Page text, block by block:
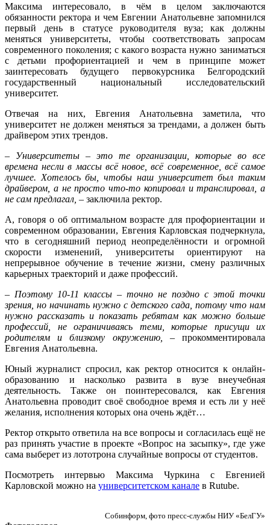
Максима интересовало, в чём в целом заключаются
обязанности ректора и чем Евгении Анатольевне запомнился
первый день в статусе руководителя вуза; как должны
меняться университеты, чтобы соответствовать запросам
современного поколения; с какого возраста нужно заниматься
с детьми профориентацией и чем в принципе может
заинтересовать будущего первокурсника Белгородский
государственный национальный исследовательский
университет.
Отвечая на них, Евгения Анатольевна заметила, что
университет не должен меняться за трендами, а должен быть
драйвером этих трендов.
– Университеты – это те организации, которые во все
времена несли в массы всё новое, всё современное, всё самое
лучшее. Хотелось бы, чтобы наш университет был таким
драйвером, а не просто что-то копировал и транслировал, а
не сам предлагал, – заключила ректор.
А, говоря о об оптимальном возрасте для профориентации и
современном образовании, Евгения Карловская подчеркнула,
что в сегодняшний период неопределённости и огромной
скорости изменений, университеты ориентируют на
непрерывное обучение в течение жизни, смену различных
карьерных траекторий и даже профессий.
– Поэтому 10-11 классы – точно не поздно с этой точки
зрения, но начинать нужно с детского сада, потому что нам
нужно рассказать и показать ребятам как можно больше
профессий, не ограничиваясь теми, которые присущи их
родителям и близкому окружению,
– прокомментировала
Евгения Анатольевна.
Юный журналист спросил, как ректор относится к онлайн-
образованию и насколько развита в вузе внеучебная
деятельность. Также он поинтересовался, как Евгения
Анатольевна проводит своё свободное время и есть ли у неё
желания, исполнения которых она очень ждёт…
Ректор открыто ответила на все вопросы и согласилась ещё не
раз принять участие в проекте «Вопрос на засыпку», где уже
сама выберет из лототрона случайные вопросы от студентов.
Посмотреть интервью Максима Чуркина с Евгенией
Карловской можно на университетском канале в Rutube.
Собинформ, фото пресс-службы НИУ «БелГУ»